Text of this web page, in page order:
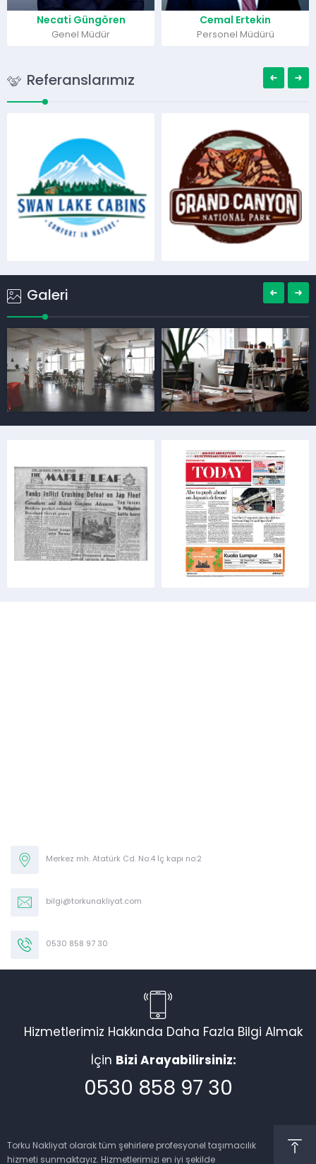
Güngören
Genel Müdür
Cemal Ertekin
Personel Müdürü
Referanslarımız
Galeri
Merkez mh. Atatürk Cd. No:4 İç kapı no:2
bilgi@torkunakliyat.com
0530 858 97 30
Hizmetlerimiz Hakkında Daha Fazla Bilgi Almak
İçin Bizi Arayabilirsiniz:
0530 858 97 30
Torku Nakliyat olarak tüm şehirlere profesyonel taşımacılık
hizmeti sunmaktayız. Hizmetlerimizi en iyi şekilde